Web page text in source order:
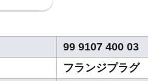
99 9107 400 03
フランジプラグ